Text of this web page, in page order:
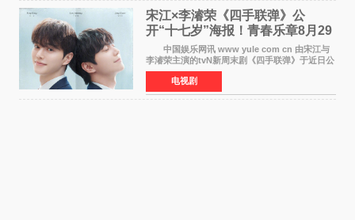
宋江×李濬荣《四手联弹》公
开“十七岁”海报！青春乐章8月29
日奏响
中国娱乐网讯 www yule com cn 由宋江与
李濬荣主演的tvN新周末剧《四手联弹》于近日公
开十七岁版海报，以充满青春气息的画面再度点
燃观众期待。 海报中，宋江与李濬荣并肩站
在音乐教室的
电视剧